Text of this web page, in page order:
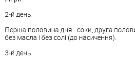
2-й день.
Перша половина дня - соки, друга
без масла і без солі (до насичення).
3-й день.